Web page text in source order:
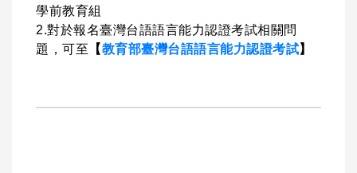
學前教育組
2.對於報名臺灣台語語言能力認證考試相關問
題，可至 【教育部臺灣台語語言能力認證考試】